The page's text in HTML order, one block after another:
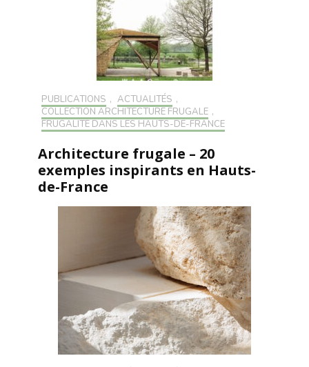
PUBLICATIONS , ACTUALITÉS ,
COLLECTION ARCHITECTURE FRUGALE ,
FRUGALITÉ DANS LES HAUTS-DE-FRANCE
Architecture frugale – 20
exemples inspirants en Hauts-
de-France